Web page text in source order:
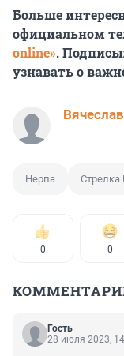
Больше
официальном
online».
узнавать о
Нерпа Стрелка
0 0
Гость
28 июля 2023,